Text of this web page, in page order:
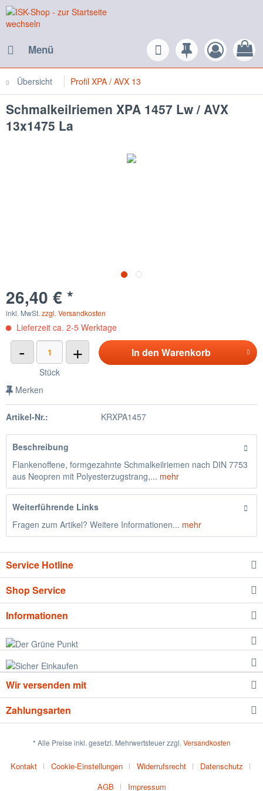
Menü
Übersicht Profil XPA / AVX 13
Schmalkeilriemen XPA 1457 Lw / AVX
13x1475 La
26,40 € *
inkl. MwSt. zzgl. Versandkosten
Lieferzeit ca. 2-5 Werktage
- +
Stück
In den Warenkorb
Merken
Artikel-Nr.: KRXPA1457
Beschreibung
Flankenoffene, formgezahnte Schmalkeilriemen nach DIN 7753
aus Neopren mit Polyesterzugstrang,... mehr
Weiterführende Links
Fragen zum Artikel? Weitere Informationen... mehr
Service Hotline
Shop Service
Informationen
Wir versenden mit
Zahlungsarten
* Alle Preise inkl. gesetzl. Mehrwertsteuer zzgl. Versandkosten
Kontakt Cookie-Einstellungen Widerrufsrecht
Datenschutz
AGB
Impressum